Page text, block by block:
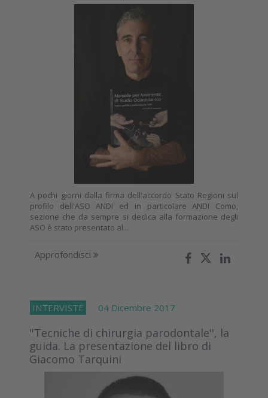
A pochi giorni dalla firma dell'accordo Stato Regioni sul
profilo dell'ASO ANDI ed in particolare ANDI Como,
sezione che da sempre si dedica alla formazione degli
ASO è stato presentato al...
Approfondisci
INTERVISTE 04 Dicembre 2017
''Tecniche di chirurgia parodontale'', la
guida. La presentazione del libro di
Giacomo Tarquini